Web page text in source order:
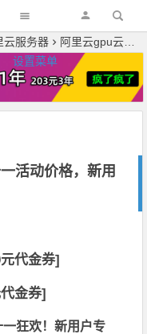
设置菜单
云服务器 阿里云gpu云服务器2025双十一活动价格，新用户专享低至0.9折优惠
活动价格，新用
代金券]
金券]
狂欢！新用户专